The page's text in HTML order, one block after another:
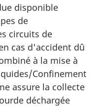
disponible
de
circuits de
cas d'accident dû
à la mise à
Confinement
assure la collecte
déchargée